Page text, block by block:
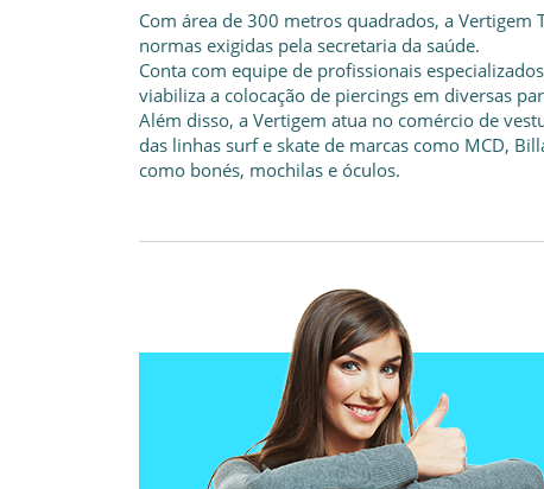
Com área de 300 metros quadrados, a
normas exigidas pela secretaria da saúde.
Conta com equipe de profissionais
viabiliza a colocação de piercings em diversas
Além disso, a Vertigem atua no comércio de
das linhas surf e skate de marcas como MCD,
como bonés, mochilas e óculos.